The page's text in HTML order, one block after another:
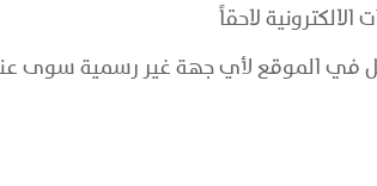
لاحقاً
في الموقع لأي جهة غير رسمية سوى